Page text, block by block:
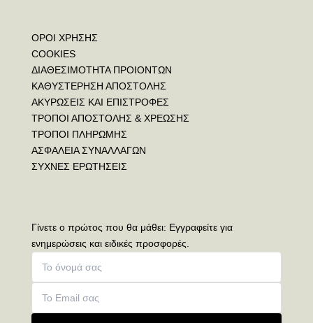
ΟΡΟΙ ΧΡΗΣΗΣ
COOKIES
ΔΙΑΘΕΣΙΜΟΤΗΤΑ ΠΡΟΙΟΝΤΩΝ
ΚΑΘΥΣΤΕΡΗΣΗ ΑΠΟΣΤΟΛΗΣ
ΑΚΥΡΩΣΕΙΣ ΚΑΙ ΕΠΙΣΤΡΟΦΕΣ
ΤΡΟΠΟΙ ΑΠΟΣΤΟΛΗΣ & ΧΡΕΩΣΗΣ
ΤΡΟΠΟΙ ΠΛΗΡΩΜΗΣ
ΑΣΦΑΛΕΙΑ ΣΥΝΑΛΛΑΓΩΝ
ΣΥΧΝΕΣ ΕΡΩΤΗΣΕΙΣ
Γίνετε ο πρώτος που θα μάθει: Εγγραφείτε για
ενημερώσεις και ειδικές προσφορές.